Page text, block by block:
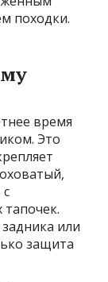
походки.
время
Это
или
защита